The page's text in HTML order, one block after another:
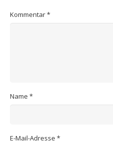
Kommentar*
Name *
E-Mail-Adresse *